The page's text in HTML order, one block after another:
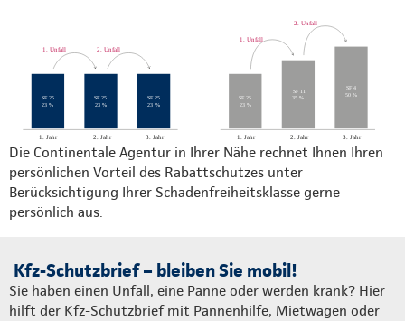
Die Continentale Agentur in Ihrer Nähe rechnet Ihnen Ihren
persönlichen Vorteil des Rabattschutzes unter
Berücksichtigung Ihrer Schadenfreiheitsklasse gerne
persönlich aus.
Kfz-Schutzbrief – bleiben Sie mobil!
Sie haben einen Unfall, eine Panne oder werden krank? Hier
hilft der Kfz-Schutzbrief mit Pannenhilfe, Mietwagen oder